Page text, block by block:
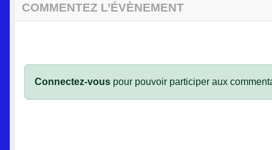
COMMENTEZ L’ÉVÈNEMENT
Connectez-vous pour pouvoir participer aux